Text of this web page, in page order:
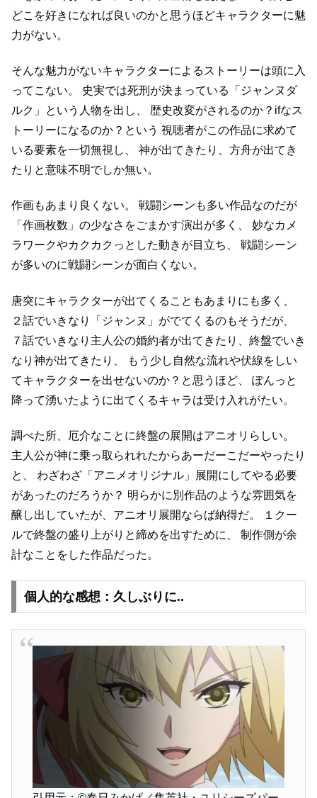
どこを好きになれば良いのかと思うほどキャラクターに魅
力がない。
そんな魅力がないキャラクターによるストーリーは頭に入
ってこない。
史実では死刑が決まっている「ジャンヌダ
ルク」という人物を出し、
歴史改変がされるのか？ifなス
トーリーになるのか？という 視聴者がこの作品に求めて
いる要素を一切無視し、
神が出てきたり、方舟が出てき
たりと意味不明でしか無い。
作画もあまり良くない。
戦闘シーンも多い作品なのだが
「作画枚数」の少なさをごまかす演出が多く、
妙なカメ
ラワークやカクカクっとした動きが目立ち、
戦闘シーン
が多いのに戦闘シーンが面白くない。
唐突にキャラクターが出てくることもあまりにも多く、
２話でいきなり「ジャンヌ」がでてくるのもそうだが、
７話でいきなり主人公の婚約者が出てきたり、終盤でいき
なり神が出てきたり、
もう少し自然な流れや伏線をしい
てキャラクターを出せないのか？と思うほど、
ぽんっと
降って湧いたように出てくるキャラは受け入れがたい。
調べた所、厄介なことに終盤の展開はアニオリらしい。
主人公が神に乗っ取られれたからあーだーこだーやったり
と、
わざわざ「アニメオリジナル」展開にしてやる必要
があったのだろうか？ 明らかに別作品のような雰囲気を
醸し出していたが、アニオリ展開ならば納得だ。
１クー
ルで終盤の盛り上がりと締めを出すために、
制作側が余
計なことをした作品だった。
個人的な感想：久しぶりに..